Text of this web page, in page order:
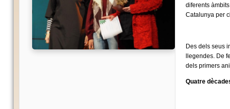
diferents
Catalunya per
Des dels seus
llegendes. De
dels primers
Quatre